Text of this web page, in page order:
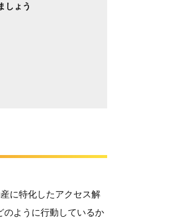
しょう
に特化したアクセス解
のように行動しているか